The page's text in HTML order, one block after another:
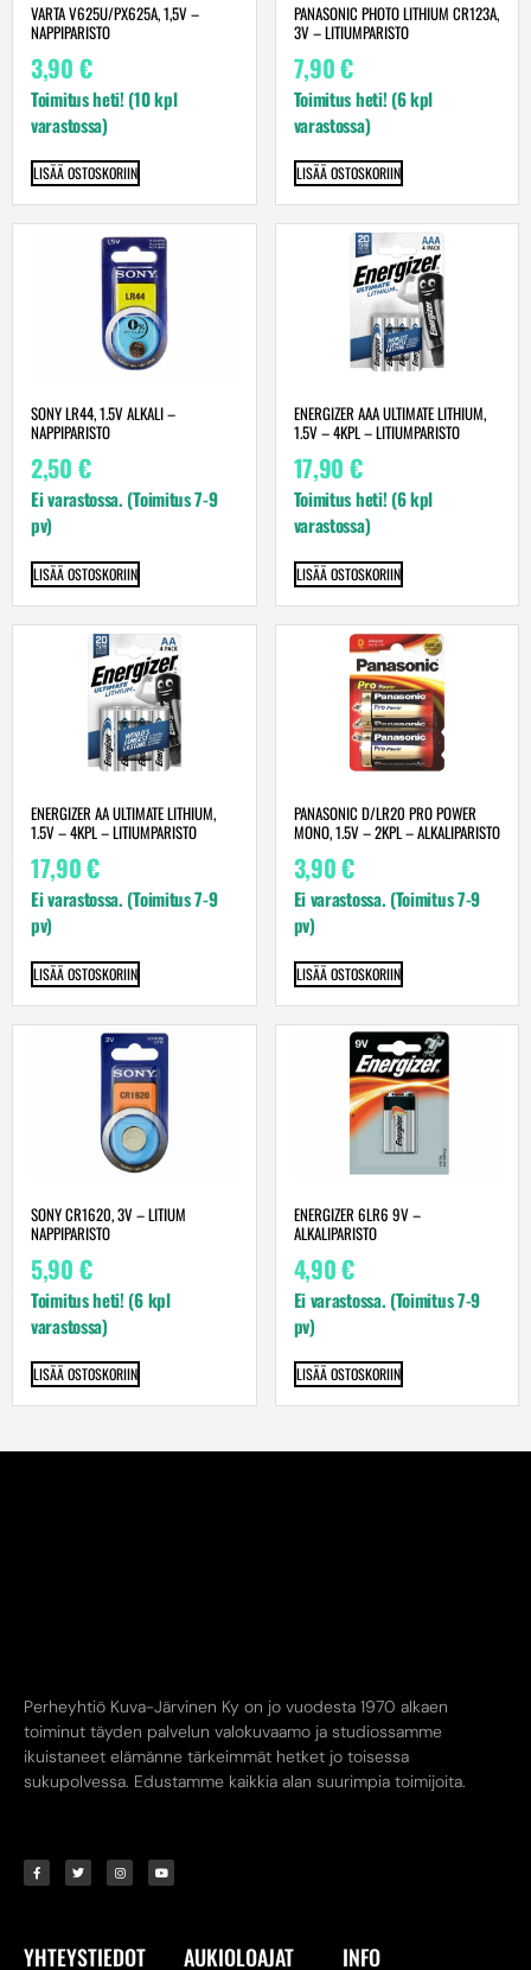
VARTA V625U/PX625A, 1,5V –
NAPPIPARISTO
3,90 €
Toimitus heti! (10 kpl
varastossa)
LISÄÄ OSTOSKORIIN
PANASONIC PHOTO LITHIUM CR123A,
3V – LITIUMPARISTO
7,90€
Toimitus heti! (6 kpl
varastossa)
LISÄÄ OSTOSKORIIN
SONY LR44, 1.5V ALKALI –
NAPPIPARISTO
2,50 €
Ei varastossa. (Toimitus 7-9
pv)
LISÄÄ OSTOSKORIIN
ENERGIZER AAA ULTIMATE LITHIUM,
1.5V – 4KPL – LITIUMPARISTO
17,90 €
Toimitus heti! (6 kpl
varastossa)
LISÄÄ OSTOSKORIIN
ENERGIZER AA ULTIMATE LITHIUM,
1.5V – 4KPL – LITIUMPARISTO
17,90€
Ei varastossa. (Toimitus 7-9
pv)
LISÄÄ OSTOSKORIIN
PANASONIC D/LR20 PRO POWER
MONO, 1.5V – 2KPL – ALKALIPARISTO
3,90€
Ei varastossa. (Toimitus 7-9
pv)
LISÄÄ OSTOSKORIIN
SONY CR1620, 3V – LITIUM
NAPPIPARISTO
5,90 €
Toimitus heti! (6 kpl
varastossa)
LISÄÄ OSTOSKORIIN
ENERGIZER 6LR6 9V –
ALKALIPARISTO
4,90€
Ei varastossa. (Toimitus 7-9
pv)
LISÄÄ OSTOSKORIIN
Perheyhtiö Kuva-Järvinen Ky on jo vuodesta 1970 alkaen
toiminut täyden palvelun valokuvaamo ja studiossamme
ikuistaneet elämänne tärkeimmät hetket jo toisessa
sukupolvessa. Edustamme kaikkia alan suurimpia toimijoita.
YHTEYSTIEDOT AUKIOLOAJAT INFO